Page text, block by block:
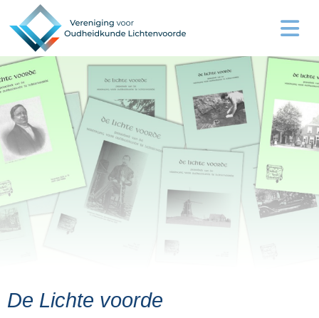
De Lichte voorde